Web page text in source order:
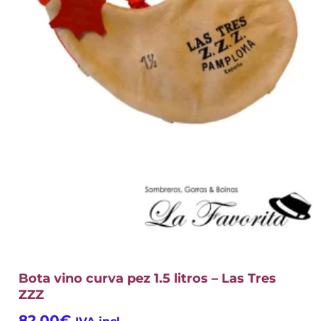
Bota vino curva pez 1.5 litros – Las Tres
ZZZ